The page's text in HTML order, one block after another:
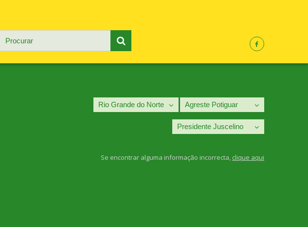
Se encontrar alguma informação incorrecta, clique aqui